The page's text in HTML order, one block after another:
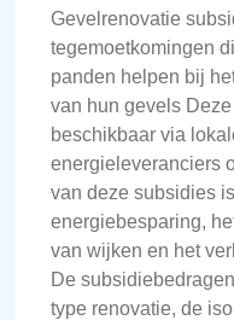
Gevelrenovatie
tegemoetkomingen
panden helpen bij
van hun gevels
beschikbaar via
energieleveranciers
van deze subsidies
energiebesparing,
van wijken en het
De
type renovatie, de